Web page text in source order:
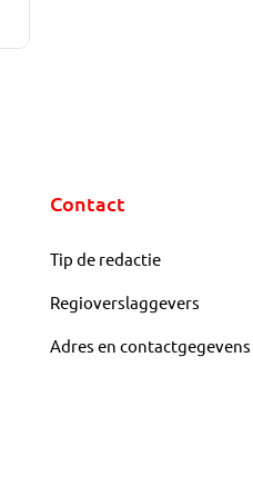
Contact
Tip de redactie
Regioverslaggevers
Adres en contactgegevens